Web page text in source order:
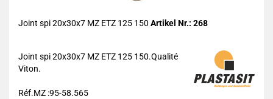
Joint spi 20x30x7 MZ ETZ 125 150 Artikel Nr.: 268
Joint spi 20x30x7 MZ ETZ 125 150.Qualité
Viton.
Réf.MZ :95-58.565